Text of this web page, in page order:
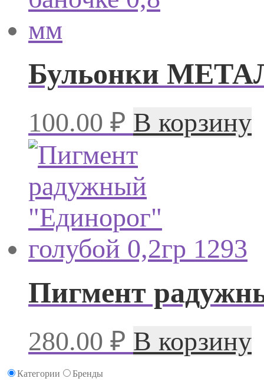
Бульонки
100.00 ₽ В корзину
Пигмент
280.00 ₽ В корзину
Категории Бренды